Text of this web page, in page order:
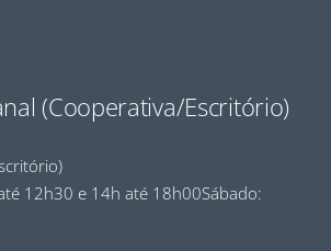
(Cooperativa/Escritório)
12h30 e 14h até 18h00Sábado: